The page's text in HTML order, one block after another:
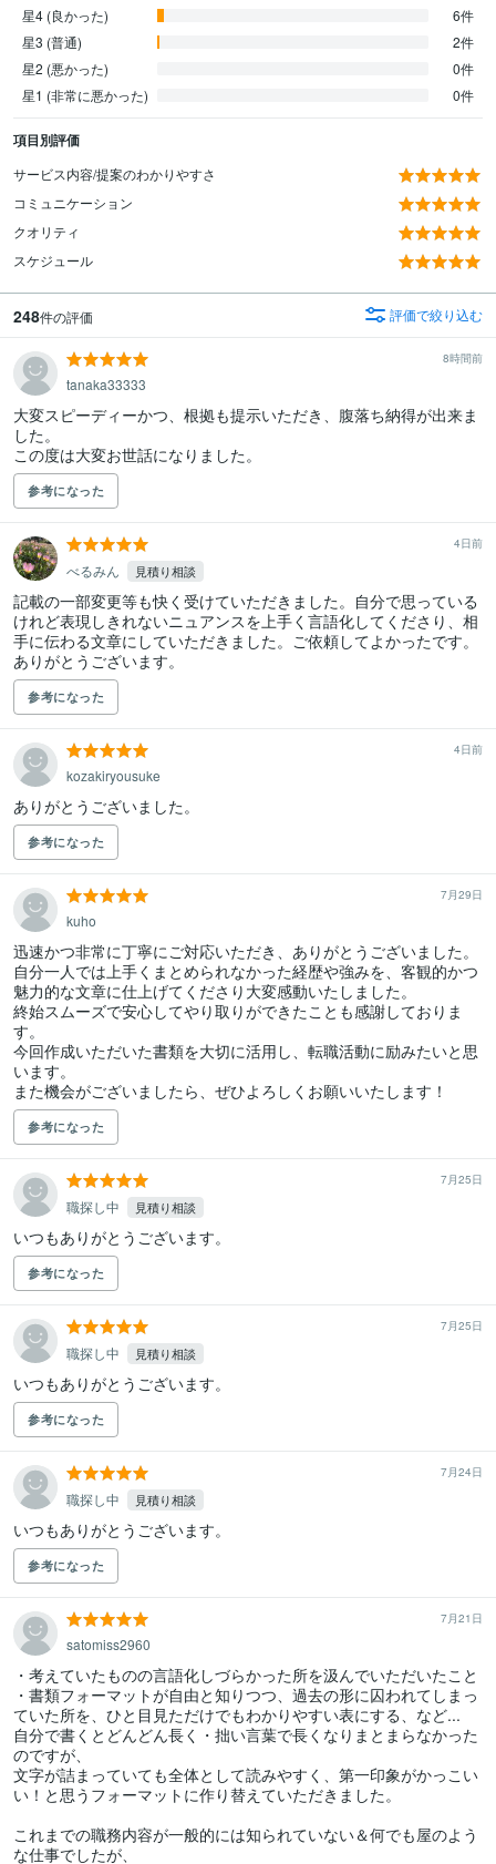
星4 (良かった)
6件
星3 (普通)
2件
星2 (悪かった)
0件
星1 (非常に悪かった)
0件
項目別評価
サービス内容/提案のわかりやすさ
コミュニケーション
クオリティ
スケジュール
248件の評価 評価で絞り込む
8時間前
tanaka33333
大変スピーディーかつ、根拠も提示いただき、腹落ち納得が出来ま
した。
この度は大変お世話になりました。
参考になった
4日前
べるみん 見積り相談
記載の一部変更等も快く受けていただきました。自分で思っている
けれど表現しきれないニュアンスを上手く言語化してくださり、相
手に伝わる文章にしていただきました。ご依頼してよかったです。
ありがとうございます。
参考になった
4日前
kozakiryousuke
ありがとうございました。
参考になった
7月29日
kuho
迅速かつ非常に丁寧にご対応いただき、ありがとうございました。
自分一人では上手くまとめられなかった経歴や強みを、客観的かつ
魅力的な文章に仕上げてくださり大変感動いたしました。
終始スムーズで安心してやり取りができたことも感謝しておりま
す。
今回作成いただいた書類を大切に活用し、転職活動に励みたいと思
います。
また機会がございましたら、ぜひよろしくお願いいたします！
参考になった
7月25日
職探し中 見積り相談
いつもありがとうございます。
参考になった
7月25日
職探し中 見積り相談
いつもありがとうございます。
参考になった
7月24日
職探し中 見積り相談
いつもありがとうございます。
参考になった
7月21日
satomiss2960
・考えていたものの言語化しづらかった所を汲んでいただいたこと
・書類フォーマットが自由と知りつつ、過去の形に囚われてしまっ
ていた所を、ひと目見ただけでもわかりやすい表にする、など...
自分で書くとどんどん長く・拙い言葉で長くなりまとまらなかった
のですが、
文字が詰まっていても全体として読みやすく、第一印象がかっこい
い！と思うフォーマットに作り替えていただきました。
これまでの職務内容が一般的には知られていない＆何でも屋のよう
な仕事でしたが、